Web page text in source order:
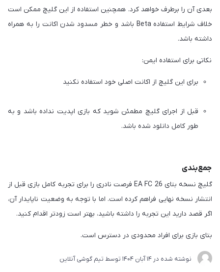
بعدی آن را برطرف خواهد کرد. همچنین استفاده از این گلیچ ممکن است
خلاف شرایط استفاده Beta باشد و خطر مسدود شدن اکانت را به همراه
داشته باشد.
نکاتی برای استفاده ایمن:
برای این گلیچ از اکانت اصلی خود استفاده نکنید
قبل از اجرای گلیچ مطمئن شوید که بازی اپدیت نداده باشد و به
طور کامل دانلود شده باشد.
جمع‌بندی
گلیچ نسخه بتای EA FC 26 فرصت نادری را برای تجربه کامل بازی قبل از
انتشار نسخه نهایی فراهم کرده است. اما با توجه به وضعیت ناپایدار آن،
اگر قصد دارید این تجربه را داشته باشید، بهتر است زودتر اقدام کنید.
بتای بازی برای افراد محدودی در دسترس است.
نوشته شده در 14 آبان 1404 توسط تیم گوشی آنلاین